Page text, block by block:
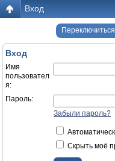
Вход
Вход
Имя
пользовател
я:
Пароль:
Забыли пароль?
Скрыть моё